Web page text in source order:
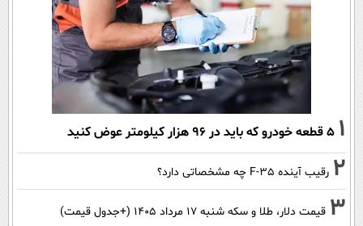
1 ۵ قطعه خودرو که باید در ۹۶ هزار کیلومتر عوض کنید
2 رقیب آینده F-35 چه مشخصاتی دارد؟
3 قیمت دلار، طلا و سکه شنبه ۱۷ مرداد ۱۴۰۵ (+جدول قیمت)